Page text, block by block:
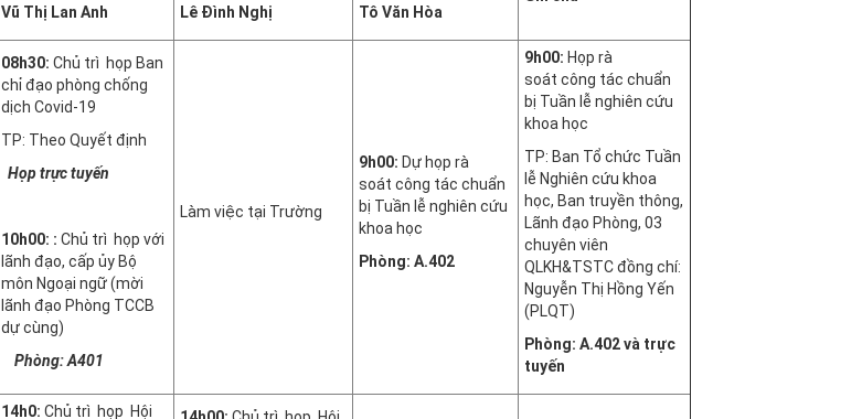
Vũ Thị Lan Anh
Lê Đình Nghị
Tô Văn Hòa
08h30: Chủ trì họp Ban
chỉ đạo phòng chống
dịch Covid-19
TP: Theo Quyết định
Họp trực tuyến
10h00: : Chủ trì họp với
lãnh đạo, cấp ủy Bộ
môn Ngoại ngữ (mời
lãnh đạo Phòng TCCB
dự cùng)
Phòng: A401
Làm việc tại Trường
9h00: Dự họp rà
soát công tác chuẩn
bị Tuần lễ nghiên cứu
khoa học
Phòng: A.402
9h00: Họp rà
soát công tác chuẩn
bị Tuần lễ nghiên cứu
khoa học
TP: Ban Tổ chức Tuần
lễ Nghiên cứu khoa
học, Ban truyền thông,
Lãnh đạo Phòng, 03
chuyên viên
QLKH&TSTC đồng chí:
Nguyễn Thị Hồng Yến
(PLQT)
Phòng: A.402 và trực
tuyến
14h0: Chủ trì họp Hội